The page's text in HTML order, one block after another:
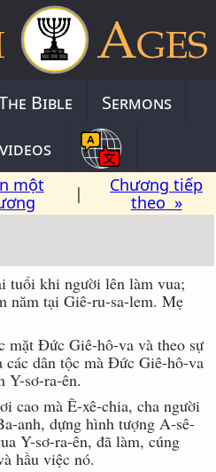
Bible
Sermons
một
|
Chương tiếp
theo »
tuổi khi người lên làm vua;
năm tại Giê-ru-sa-lem. Mẹ
mặt Ðức Giê-hô-va và theo sự
các dân tộc mà Ðức Giê-hô-va
Y-sơ-ra-ên.
cao mà Ê-xê-chia, cha người
anh, dựng hình tượng A-sê-
Y-sơ-ra-ên, đã làm, cúng
hầu việc nó.